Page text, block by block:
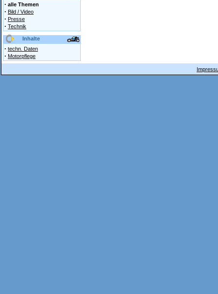
· alle Themen
· Bild / Video
· Presse
· Technik
Inhalte
· techn. Daten
· Motorpflege